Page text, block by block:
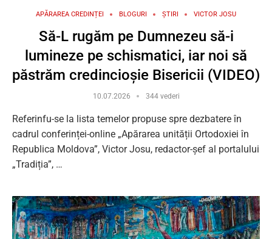
APĂRAREA CREDINȚEI BLOGURI ȘTIRI VICTOR JOSU
Să-L rugăm pe Dumnezeu să-i
lumineze pe schismatici, iar noi să
păstrăm credincioșie Bisericii (VIDEO)
10.07.2026 344 vederi
Referinfu-se la lista temelor propuse spre dezbatere în
cadrul conferinței-online „Apărarea unității Ortodoxiei în
Republica Moldova”, Victor Josu, redactor-șef al portalului
„Tradiția”, …